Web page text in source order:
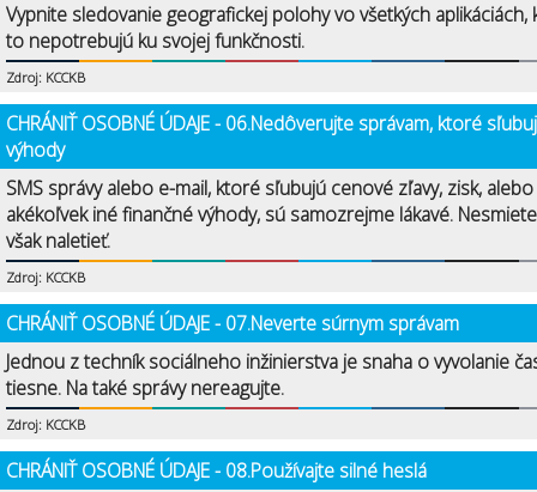
Vypnite sledovanie geografickej polohy vo všetkých aplikáciách,
to nepotrebujú ku svojej funkčnosti.
Zdroj: KCCKB
CHRÁNIŤ OSOBNÉ ÚDAJE - 06.Nedôverujte správam, ktoré
výhody
SMS správy alebo e-mail, ktoré sľubujú cenové zľavy, zisk, alebo
akékoľvek iné finančné výhody, sú samozrejme lákavé.
však naletieť.
Zdroj: KCCKB
CHRÁNIŤ OSOBNÉ ÚDAJE - 07.Neverte súrnym správam
Jednou z techník sociálneho inžinierstva je snaha o vyvolanie
tiesne. Na také správy nereagujte.
Zdroj: KCCKB
CHRÁNIŤ OSOBNÉ ÚDAJE - 08.Používajte silné heslá